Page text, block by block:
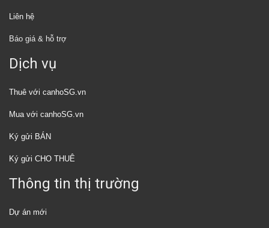
Liên hệ
Báo giá & hỗ trợ
Dịch vụ
Thuê với canhoSG.vn
Mua với canhoSG.vn
Ký gửi BÁN
Ký gửi CHO THUÊ
Thông tin thị trường
Dự án mới